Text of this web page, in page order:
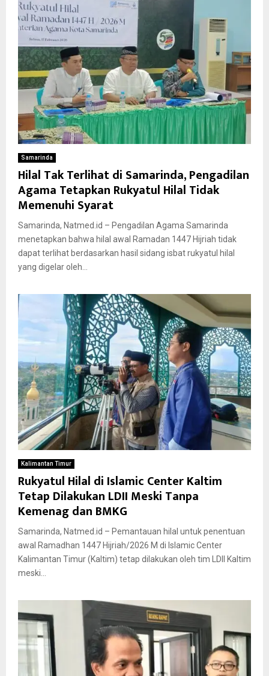
Samarinda
Hilal Tak Terlihat di Samarinda, Pengadilan
Agama Tetapkan Rukyatul Hilal Tidak
Memenuhi Syarat
Samarinda, Natmed.id – Pengadilan Agama Samarinda
menetapkan bahwa hilal awal Ramadan 1447 Hijriah tidak
dapat terlihat berdasarkan hasil sidang isbat rukyatul hilal
yang digelar oleh...
Kalimantan Timur
Rukyatul Hilal di Islamic Center Kaltim
Tetap Dilakukan LDII Meski Tanpa
Kemenag dan BMKG
Samarinda, Natmed.id – Pemantauan hilal untuk penentuan
awal Ramadhan 1447 Hijriah/2026 M di Islamic Center
Kalimantan Timur (Kaltim) tetap dilakukan oleh tim LDII Kaltim
meski...